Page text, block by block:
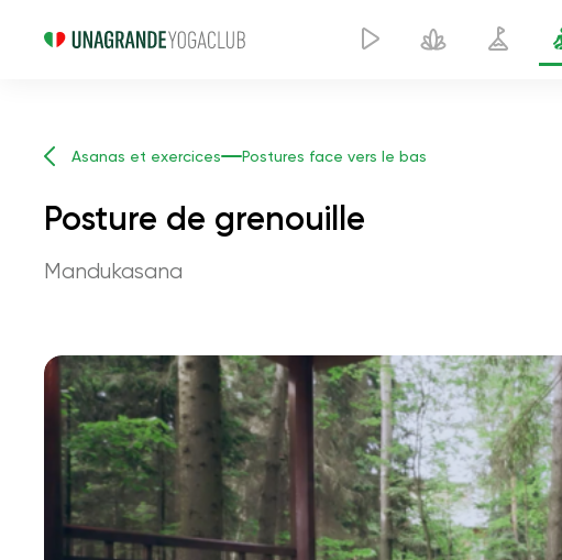
Asanas et exercices Postures face vers le bas
Posture de grenouille
Mandukasana